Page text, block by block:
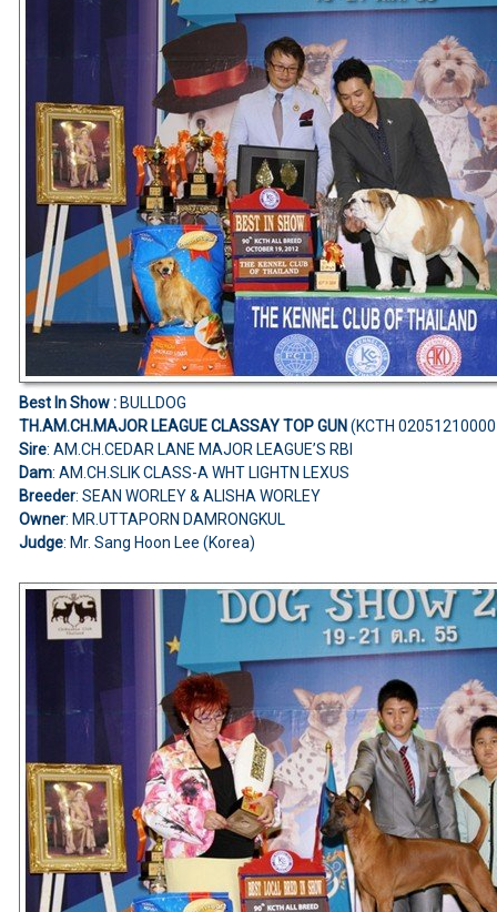
Best In Show :BULLDOG
TH.AM.CH.MAJOR LEAGUE CLASSAY TOP GUN(KCTH
Sire: AM.CH.CEDAR LANE MAJOR LEAGUE’S RBI
Dam: AM.CH.SLIK CLASS-A WHT LIGHTN LEXUS
Breeder: SEAN WORLEY & ALISHA WORLEY
Owner: MR.UTTAPORN DAMRONGKUL
Judge: Mr. Sang Hoon Lee (Korea)